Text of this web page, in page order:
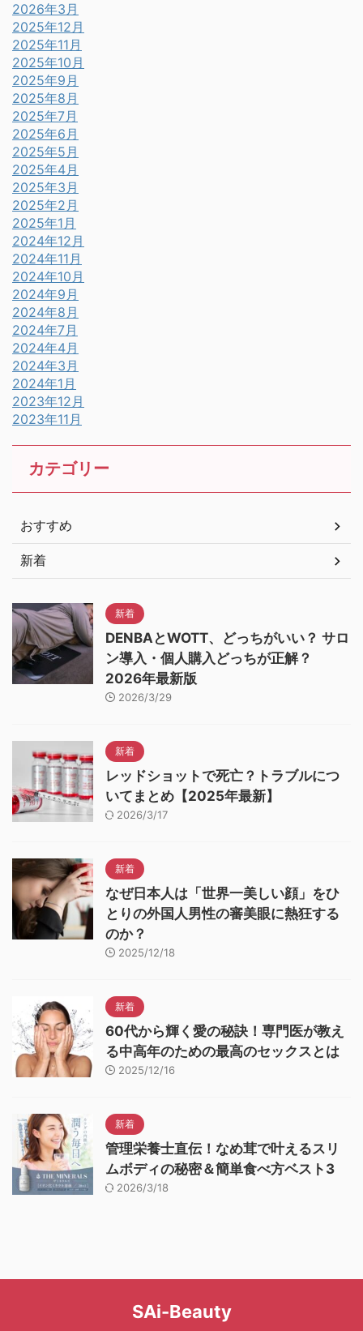
2026年3月
2025年12月
2025年11月
2025年10月
2025年9月
2025年8月
2025年7月
2025年6月
2025年5月
2025年4月
2025年3月
2025年2月
2025年1月
2024年12月
2024年11月
2024年10月
2024年9月
2024年8月
2024年7月
2024年4月
2024年3月
2024年1月
2023年12月
2023年11月
カテゴリー
おすすめ
新着
新着
DENBAとWOTT、どっちがいい？ サロ
ン導入・個人購入どっちが正解？
2026年最新版
2026/3/29
新着
レッドショットで死亡？トラブルにつ
いてまとめ【2025年最新】
2026/3/17
新着
なぜ日本人は「世界一美しい顔」をひ
とりの外国人男性の審美眼に熱狂する
のか？
2025/12/18
新着
60代から輝く愛の秘訣！専門医が教え
る中高年のための最高のセックスとは
2025/12/16
新着
管理栄養士直伝！なめ茸で叶えるスリ
ムボディの秘密＆簡単食べ方ベスト3
2026/3/18
SAi-Beauty